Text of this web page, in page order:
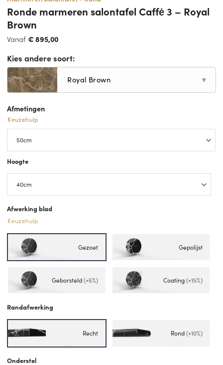
Ronde marmeren salontafel Caffė 3 – Royal
Brown
Vanaf€ 895,00
Kies andere soort:
Royal Brown ▼
Afmetingen
Keuzehulp
Hoogte
Afwerking blad
Keuzehulp
Gezoet Gepolijst
Geborsteld(+5%) Coating(+15%)
Randafwerking
Recht Rond(+10%)
Onderstel